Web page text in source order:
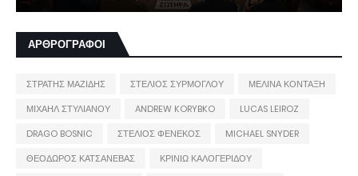
ΑΡΘΡΟΓΡΑΦΟΙ
ΣΤΡΑΤΗΣ ΜΑΖΙΔΗΣ ΣΤΕΛΙΟΣ ΣΥΡΜΟΓΛΟΥ
ΜΕΛΙΝΑ ΚΟΝΤΑΞΗ
ΜΙΧΑΗΛ ΣΤΥΛΙΑΝΟΥ
ANDREW KORYBKO
LUCAS LEIROZ
DRAGO BOSNIC
ΣΤΕΛΙΟΣ ΦΕΝΕΚΟΣ
MICHAEL SNYDER
ΘΕΟΔΩΡΟΣ ΚΑΤΣΑΝΕΒΑΣ
ΚΡΙΝΙΩ ΚΑΛΟΓΕΡΙΔΟΥ